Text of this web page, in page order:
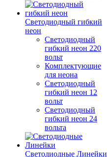
Светодиодный гибкий
неон
Светодиодный
гибкий неон 220
вольт
Комплектующие
для неона
Светодиодный
гибкий неон 12
вольт
Светодиодный
гибкий неон 24
вольта
Светодиодные Линейки